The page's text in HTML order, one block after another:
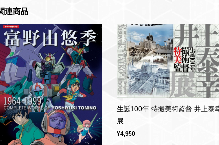
連商品
生誕100年 特撮美術監督 井上泰
展
¥4,950